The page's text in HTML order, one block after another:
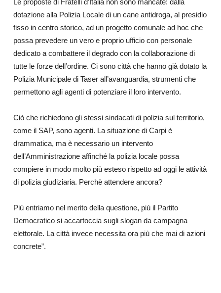
Le proposte di Fratelli d’Italia non sono mancate: dalla
dotazione alla Polizia Locale di un cane antidroga, al presidio
fisso in centro storico, ad un progetto comunale ad hoc che
possa prevedere un vero e proprio ufficio con personale
dedicato a combattere il degrado con la collaborazione di
tutte le forze dell’ordine. Ci sono città che hanno già dotato la
Polizia Municipale di Taser all’avanguardia, strumenti che
permettono agli agenti di potenziare il loro intervento.
Ciò che richiedono gli stessi sindacati di polizia sul territorio,
come il SAP, sono agenti. La situazione di Carpi è
drammatica, ma è necessario un intervento
dell’Amministrazione affinché la polizia locale possa
compiere in modo molto più esteso rispetto ad oggi le attività
di polizia giudiziaria. Perchè attendere ancora?
Più entriamo nel merito della questione, più il Partito
Democratico si accartoccia sugli slogan da campagna
elettorale. La città invece necessita ora più che mai di azioni
concrete”.